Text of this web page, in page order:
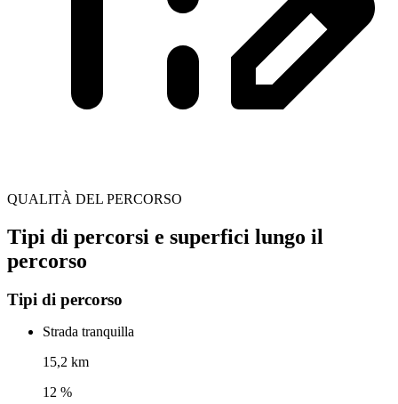
QUALITÀ DEL PERCORSO
Tipi di percorsi e superfici lungo il
percorso
Tipi di percorso
Strada tranquilla
15,2 km
12 %